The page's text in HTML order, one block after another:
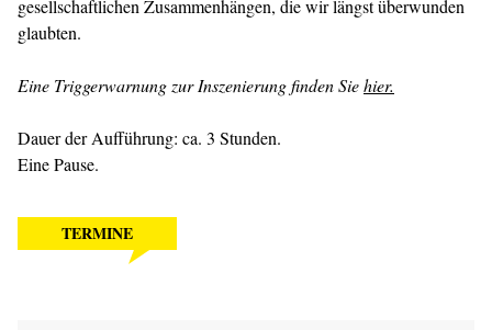
gesellschaftlichen Zusammenhängen, die wir längst überwunden
glaubten.
Eine Triggerwarnung zur Inszenierung finden Siehier.
Dauer der Aufführung: ca. 3 Stunden.
Eine Pause.
TERMINE